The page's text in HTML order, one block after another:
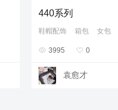
440系列
鞋帽配饰 箱包 女包
 3995  0
袁愈才